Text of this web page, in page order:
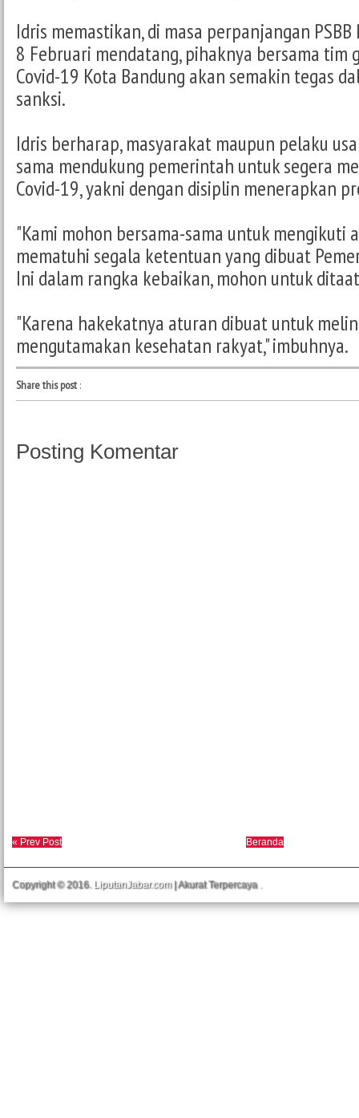
Idris memastikan, di masa perpanjangan
8 Februari mendatang, pihaknya bersama tim
Covid-19 Kota Bandung akan semakin tegas
sanksi.
Idris berharap, masyarakat maupun pelaku
sama mendukung pemerintah untuk segera
Covid-19, yakni dengan disiplin menerapkan
"Kami mohon bersama-sama untuk mengikuti
mematuhi segala ketentuan yang dibuat
Ini dalam rangka kebaikan, mohon untuk
"Karena hakekatnya aturan dibuat untuk
mengutamakan kesehatan rakyat," imbuhnya.
Share this post:
Posting Komentar
« Prev Post Beranda
Copyright © 2016. LiputanJabar.com| Akurat Terpercaya